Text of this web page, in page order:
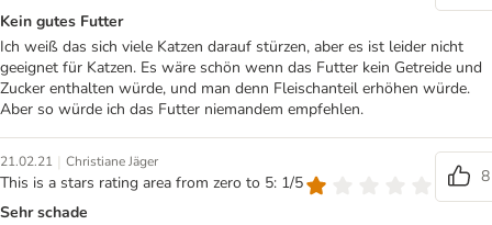
Kein gutes Futter
Ich weiß das sich viele Katzen darauf stürzen, aber es ist leider nicht
geeignet für Katzen. Es wäre schön wenn das Futter kein Getreide und
Zucker enthalten würde, und man denn Fleischanteil erhöhen würde.
Aber so würde ich das Futter niemandem empfehlen.
21.02.21 | Christiane Jäger
This is a stars rating area from zero to 5: 1/5
8
Sehr schade